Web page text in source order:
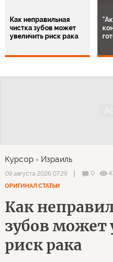
Как неправильная
чистка зубов может
увеличить риск рака
Курсор Израиль
09 августа 2026 07:29 0
ОРИГИНАЛ СТАТЬИ
Как
зубов может
риск рака